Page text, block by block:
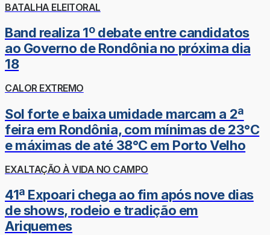
BATALHA ELEITORAL
Band realiza 1º debate entre candidatos
ao Governo de Rondônia no próxima dia
18
CALOR EXTREMO
Sol forte e baixa umidade marcam a 2ª
feira em Rondônia, com mínimas de 23°C
e máximas de até 38°C em Porto Velho
EXALTAÇÃO À VIDA NO CAMPO
41ª Expoari chega ao fim após nove dias
de shows, rodeio e tradição em
Ariquemes